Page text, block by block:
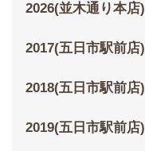
2026(並木通り本店)
2017(五日市駅前店)
2018(五日市駅前店)
2019(五日市駅前店)